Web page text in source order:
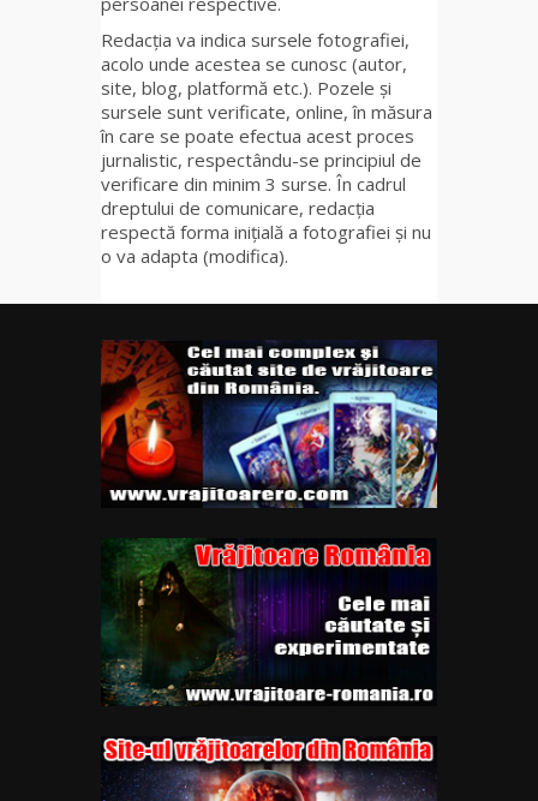
Redacția va indica sursele fotografiei,
acolo unde acestea se cunosc (autor,
site, blog, platformă etc.). Pozele și
sursele sunt verificate, online, în măsura
în care se poate efectua acest proces
jurnalistic, respectându-se principiul de
verificare din minim 3 surse. În cadrul
dreptului de comunicare, redacția
respectă forma inițială a fotografiei și nu
o va adapta (modifica).